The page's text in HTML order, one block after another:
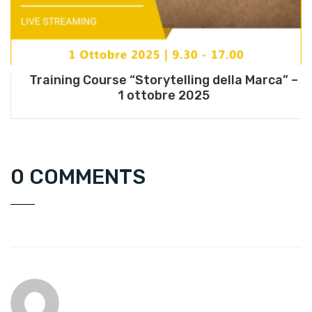
Training Course “Storytelling della Marca” –
1 ottobre 2025
0 COMMENTS